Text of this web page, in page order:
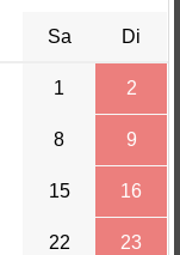
Sa Di
1 2
8 9
15 16
22 23